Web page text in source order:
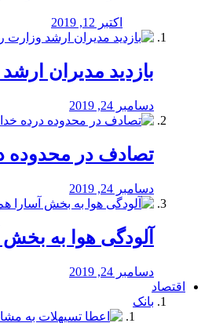
اکتبر 12, 2019
بازدید مدیران
دسامبر 24, 2019
تصادف در محدوده
دسامبر 24, 2019
آلودگی هوا به
دسامبر 24, 2019
اقتصاد
بانک